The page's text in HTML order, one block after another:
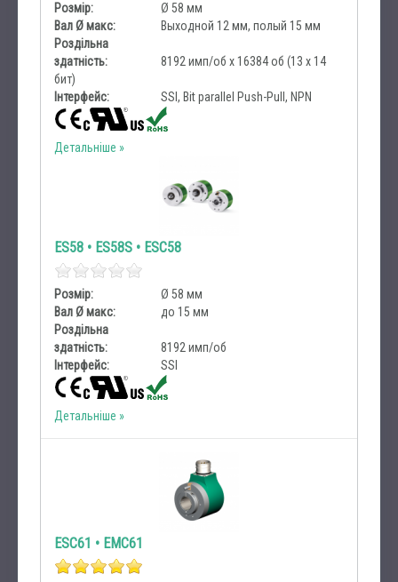
Розмір:
Ø 58 мм
Вал Ø макс:
Выходной 12 мм, полый 15 мм
Роздільна
здатність:
8192 имп/об х 16384 об (13 x 14
бит)
Інтерфейс:
SSI, Bit parallel Push-Pull, NPN
Детальніше
ES58 • ES58S • ESC58
Розмір:
Ø 58 мм
Вал Ø макс:
до 15 мм
Роздільна
здатність:
8192 имп/об
Інтерфейс:
SSI
Детальніше
ESC61 • EMC61